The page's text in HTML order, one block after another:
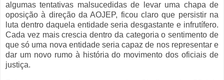
algumas tentativas malsucedidas de levar uma chapa de
oposição à direção da AOJEP, ficou claro que persistir na
luta dentro daquela entidade seria desgastante e infrutífero.
Cada vez mais crescia dentro da categoria o sentimento de
que só uma nova entidade seria capaz de nos representar e
dar um novo rumo à história do movimento dos oficiais de
justiça.